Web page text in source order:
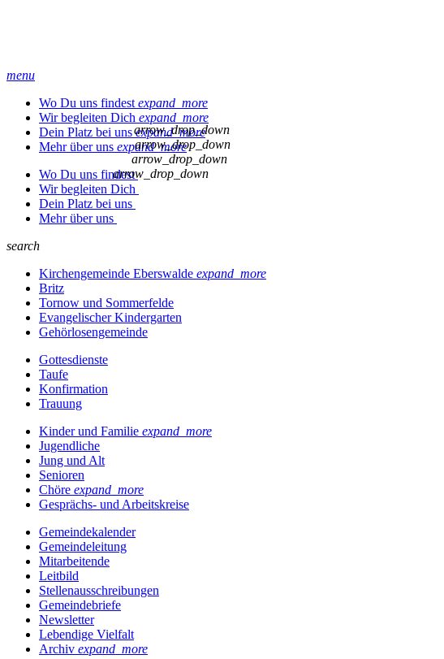
menu
Wo Du uns findest expand_more
Wir begleiten Dich expand_more
Dein Platz bei unsexpand_more
Mehr über uns expand_more
Wo Du uns findest
arrow_drop_down
Wir begleiten Dich
arrow_drop_down
Dein Platz bei uns
arrow_drop_down
Mehr über uns
arrow_drop_down
search
Kirchengemeinde Eberswalde expand_more
Britz
Tornow und Sommerfelde
Evangelischer Kindergarten
Gehörlosengemeinde
Gottesdienste
Taufe
Konfirmation
Trauung
Kinder und Familie expand_more
Jugendliche
Jung und Alt
Senioren
Chöre expand_more
Gesprächs- und Arbeitskreise
Gemeindekalender
Gemeindeleitung
Mitarbeitende
Leitbild
Stellenausschreibungen
Gemeindebriefe
Newsletter
Lebendige Vielfalt
Archiv expand_more